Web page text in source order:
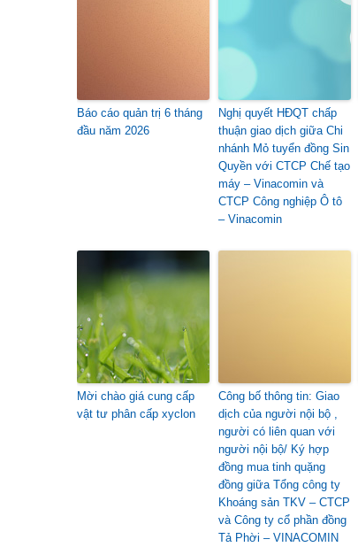
Báo cáo quản trị 6 tháng
đầu năm 2026
Nghị quyết HĐQT chấp
thuận giao dịch giữa Chi
nhánh Mỏ tuyển đồng Sin
Quyền với CTCP Chế tạo
máy – Vinacomin và
CTCP Công nghiệp Ô tô
– Vinacomin
Mời chào giá cung cấp
vật tư phân cấp xyclon
Công bố thông tin: Giao
dịch của người nội bộ ,
người có liên quan với
người nội bộ/ Ký hợp
đồng mua tinh quặng
đồng giữa Tổng công ty
Khoáng sản TKV – CTCP
và Công ty cổ phần đồng
Tả Phời – VINACOMIN